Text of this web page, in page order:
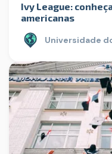
Ivy League:
americanas
Universidade